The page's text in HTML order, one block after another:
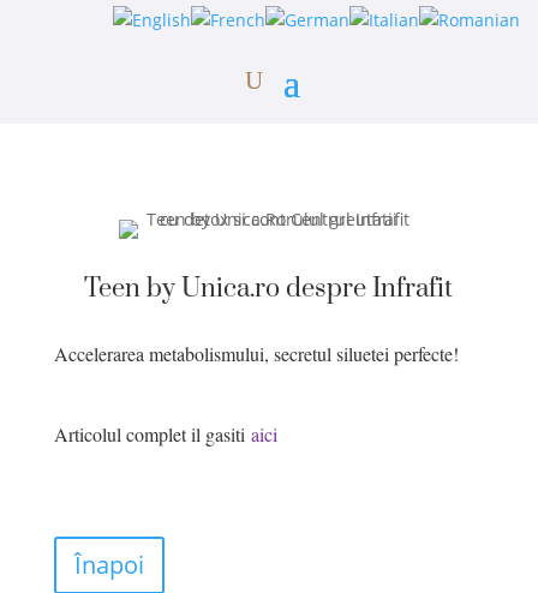
Teen by Unica.ro despre Infrafit
Accelerarea metabolismului, secretul siluetei perfecte!
Articolul complet il gasiti aici
Înapoi